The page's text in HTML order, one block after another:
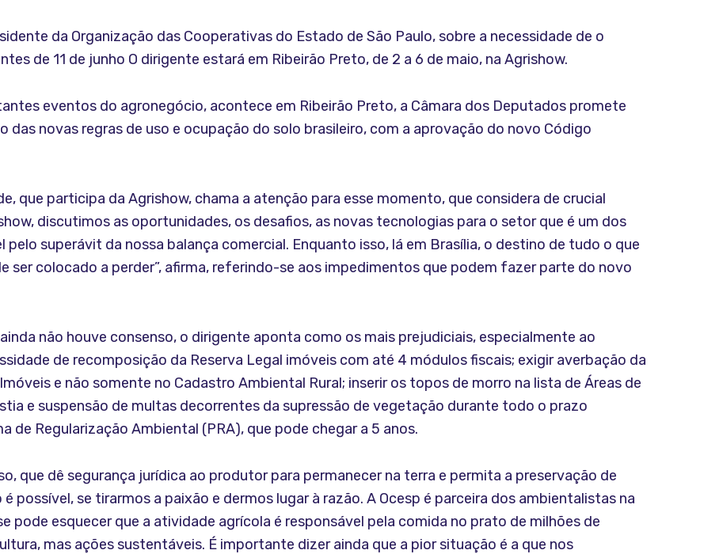
da Organização das Cooperativas do Estado de São Paulo, sobre a necessidade de o
de 11 de junho O dirigente estará em Ribeirão Preto, de 2 a 6 de maio, na Agrishow.
eventos do agronegócio, acontece em Ribeirão Preto, a Câmara dos Deputados promete
novas regras de uso e ocupação do solo brasileiro, com a aprovação do novo Código
que participa da Agrishow, chama a atenção para esse momento, que considera de crucial
discutimos as oportunidades, os desafios, as novas tecnologias para o setor que é um dos
superávit da nossa balança comercial. Enquanto isso, lá em Brasília, o destino de tudo o que
ser colocado a perder”, afirma, referindo-se aos impedimentos que podem fazer parte do novo
não houve consenso, o dirigente aponta como os mais prejudiciais, especialmente ao
de recomposição da Reserva Legal imóveis com até 4 módulos fiscais; exigir averbação da
e não somente no Cadastro Ambiental Rural; inserir os topos de morro na lista de Áreas de
e suspensão de multas decorrentes da supressão de vegetação durante todo o prazo
de Regularização Ambiental (PRA), que pode chegar a 5 anos.
que dê segurança jurídica ao produtor para permanecer na terra e permita a preservação de
possível, se tirarmos a paixão e dermos lugar à razão. A Ocesp é parceira dos ambientalistas na
pode esquecer que a atividade agrícola é responsável pela comida no prato de milhões de
mas ações sustentáveis. É importante dizer ainda que a pior situação é a que nos